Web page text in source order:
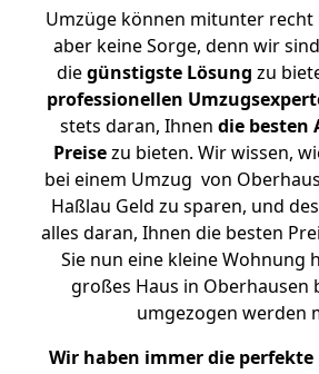
Umzüge können mitunter recht
aber keine Sorge, denn wir
diegünstigste Lösung zu
professionellen
stets daran, Ihnen die besten
Preisezu bieten. Wir wissen,
bei einem Umzug von
Haßlau Geld zu sparen, und
alles daran, Ihnen die besten
Sie nun eine kleine Wohnung
großes Haus in Oberhausen
umgezogen werden
Wir haben immer die perfekte